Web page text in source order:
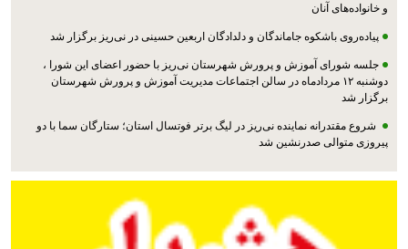
و خانواده‌های آنان
پیاده‌روی باشکوه جاماندگان و دلدادگان اربعین حسینی در نی‌ریز برگزار شد
جلسه شورای آموزش و پرورش شهرستان نی‌ریز با حضور اعضای این شورا ،
دوشنبه ۱۲ مردادماه در سالن اجتماعات مدیریت آموزش و پرورش شهرستان
برگزار شد
شروع مقتدرانه نماینده نی‌ریز در لیگ برتر فوتسال استان؛ ستارگان سما با دو
پیروزی متوالی صدرنشین شد